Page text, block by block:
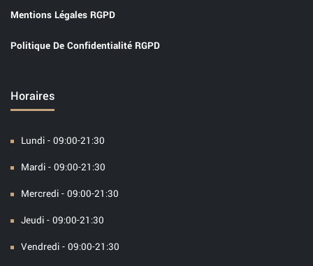
Mentions Légales RGPD
Politique De Confidentialité RGPD
Horaires
Lundi - 09:00-21:30
Mardi - 09:00-21:30
Mercredi - 09:00-21:30
Jeudi - 09:00-21:30
Vendredi - 09:00-21:30